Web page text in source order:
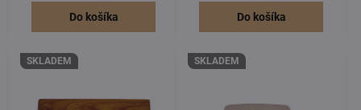
Do košíka Do košíka
SKLADEM SKLADEM